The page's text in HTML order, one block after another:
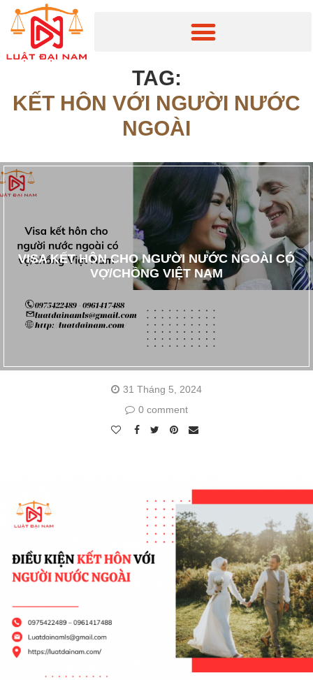
TAG:
KẾT HÔN VỚI NGƯỜI NƯỚC
NGOÀI
VISA KẾT HÔN CHO NGƯỜI NƯỚC NGOÀI CÓ
VỢ/CHỒNG VIỆT NAM
31 Tháng 5, 2024
0 comment